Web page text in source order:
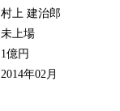
村上 建治郎
未上場
1億円
2014年02月